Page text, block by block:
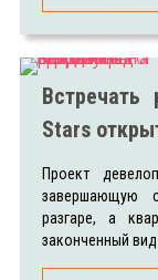
Stars
Проект
завершающую
разгаре, а
законченный вид